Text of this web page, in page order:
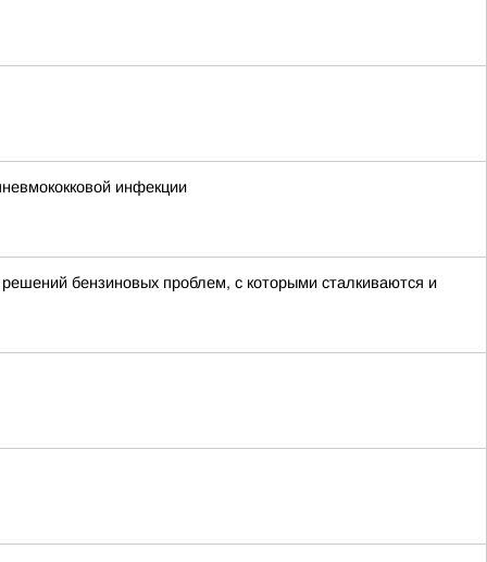
инфекции
бензиновых проблем, с которыми сталкиваются и